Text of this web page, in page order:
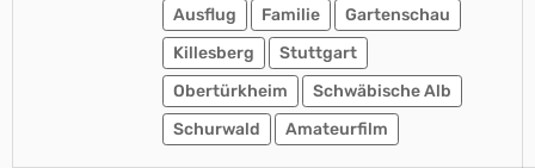
Ausflug Familie
Gartenschau
Killesberg
Stuttgart
Obertürkheim
Schwäbische Alb
Schurwald
Amateurfilm